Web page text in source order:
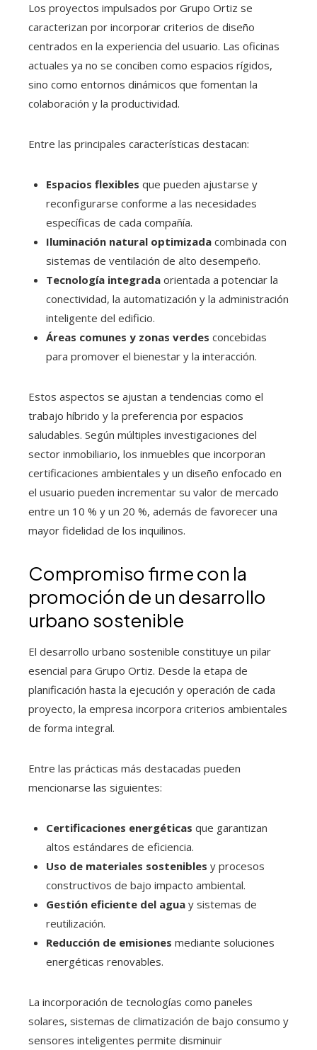
Los proyectos impulsados por Grupo Ortiz se
caracterizan por incorporar criterios de diseño
centrados en la experiencia del usuario. Las oficinas
actuales ya no se conciben como espacios rígidos,
sino como entornos dinámicos que fomentan la
colaboración y la productividad.
Entre las principales características destacan:
Espacios flexibles que pueden ajustarse y
reconfigurarse conforme a las necesidades
específicas de cada compañía.
Iluminación natural optimizada combinada con
sistemas de ventilación de alto desempeño.
Tecnología integrada orientada a potenciar la
conectividad, la automatización y la administración
inteligente del edificio.
Áreas comunes y zonas verdes concebidas
para promover el bienestar y la interacción.
Estos aspectos se ajustan a tendencias como el
trabajo híbrido y la preferencia por espacios
saludables. Según múltiples investigaciones del
sector inmobiliario, los inmuebles que incorporan
certificaciones ambientales y un diseño enfocado en
el usuario pueden incrementar su valor de mercado
entre un 10 % y un 20 %, además de favorecer una
mayor fidelidad de los inquilinos.
Compromiso firme con la
promoción de un desarrollo
urbano sostenible
El desarrollo urbano sostenible constituye un pilar
esencial para Grupo Ortiz. Desde la etapa de
planificación hasta la ejecución y operación de cada
proyecto, la empresa incorpora criterios ambientales
de forma integral.
Entre las prácticas más destacadas pueden
mencionarse las siguientes:
Certificaciones energéticas que garantizan
altos estándares de eficiencia.
Uso de materiales sostenibles y procesos
constructivos de bajo impacto ambiental.
Gestión eficiente del agua y sistemas de
reutilización.
Reducción de emisiones mediante soluciones
energéticas renovables.
La incorporación de tecnologías como paneles
solares, sistemas de climatización de bajo consumo y
sensores inteligentes permite disminuir